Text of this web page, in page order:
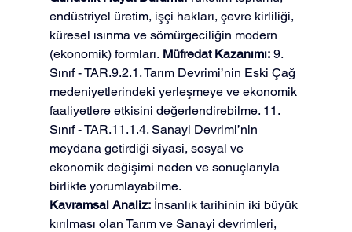
endüstriyel üretim, işçi hakları, çevre kirliliği,
küresel ısınma ve sömürgeciliğin modern
(ekonomik) formları. Müfredat Kazanımı: 9.
Sınıf - TAR.9.2.1. Tarım Devrimi’nin Eski Çağ
medeniyetlerindeki yerleşmeye ve ekonomik
faaliyetlere etkisini değerlendirebilme. 11.
Sınıf - TAR.11.1.4. Sanayi Devrimi’nin
meydana getirdiği siyasi, sosyal ve
ekonomik değişimi neden ve sonuçlarıyla
birlikte yorumlayabilme.
Kavramsal Analiz: İnsanlık tarihinin iki büyük
kırılması olan Tarım ve Sanayi devrimleri,